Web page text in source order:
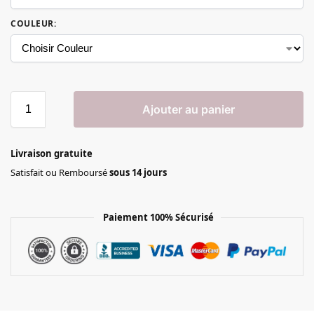
COULEUR:
Ajouter au panier
Livraison gratuite
Satisfait ou Remboursésous 14 jours
Paiement 100% Sécurisé